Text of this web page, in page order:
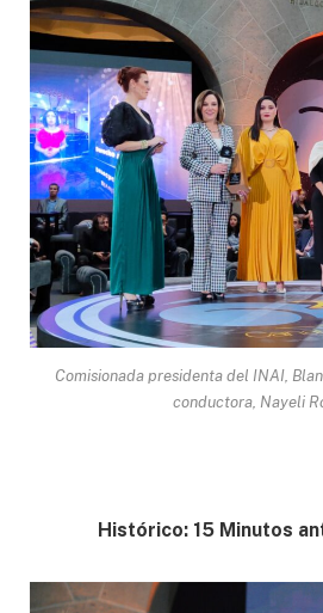
Comisionada presidenta del INAI,
conductora, Nayeli
Histórico: 15 Minutos